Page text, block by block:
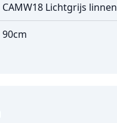
CAMW18 Lichtgrijs linnen
90cm